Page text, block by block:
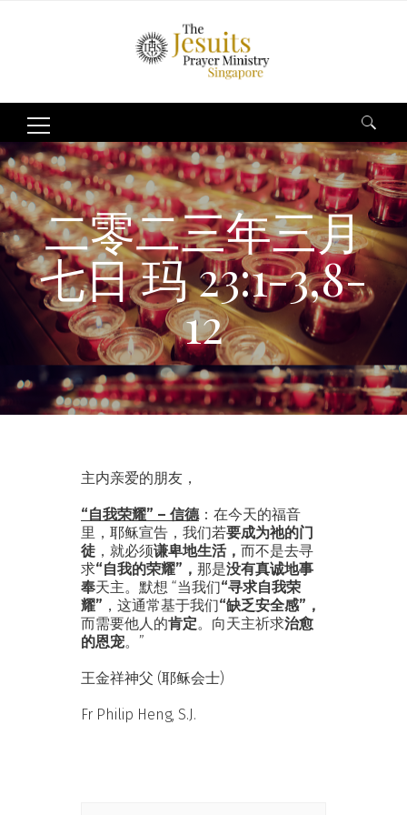
Search
for:
二零二三年三月
七日 玛 23:1-3,8-
12
主内亲爱的朋友，
“自我荣耀” – 信德：在今天的福音
里，耶稣宣告，我们若要成为祂的门
徒 ，就必须谦卑地生活， 而不是去寻
求“自我的荣耀”， 那是没有真诚地事
奉天主。默想 “当我们“寻求自我荣
耀” ，这通常基于我们“缺乏安全感”，
而需要他人的肯定。向天主祈求治愈
的恩宠。”
王金祥神父 (耶稣会士)
Fr Philip Heng, S.J.